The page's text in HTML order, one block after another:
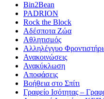
Bin2Bean
PADRION
Rock the Block
Αδέσποτα Ζώα
Αθλητισμός
Αλληλέγγυο
Ανακοινώσεις
Ανακύκλωση
Αποφάσεις
Βοήθεια στο Σπίτι
Γραφείο Ισότητας –